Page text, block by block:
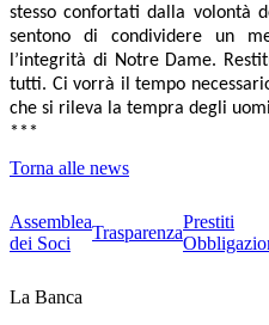
stesso confortati dalla volontà
sentono di condividere un
l’integrità di Notre Dame.
tutti. Ci vorrà il tempo
che si rileva la tempra degli
***
Torna alle news
Assemblea
dei Soci
Trasparenza
Prestiti
La Banca